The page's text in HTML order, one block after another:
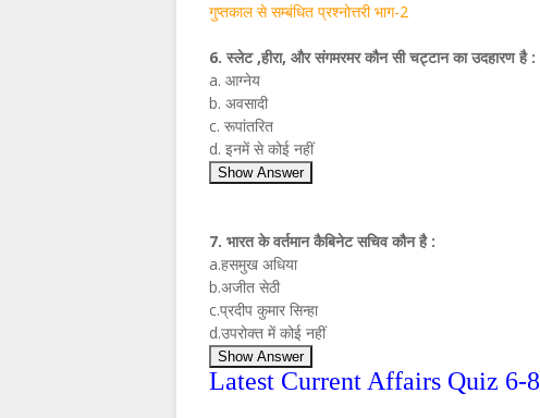
गुप्तकाल से सम्बंधित प्रश्नोत्तरी भाग-2
6. स्‍लेट ,हीरा, और संगमरमर कौन सी चट्टान का उदहारण है :
a. आग्‍नेय
b. अवसादी
c. रूपांतरित
d. इनमें से कोई नहीं
Show Answer
7. भारत के वर्तमान कैबिनेट सचिव कौन है :
a.हसमुख अधिया
b.अजीत सेठी
c.प्रदीप कुमार सिन्‍हा
d.उपरोक्‍त में कोई नहीं
Show Answer
Latest Current Affairs Quiz 6-8